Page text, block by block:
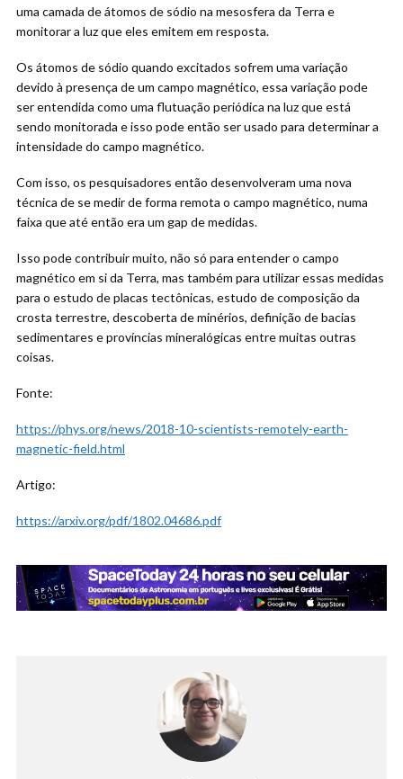
uma camada de átomos de sódio na mesosfera da Terra e
monitorar a luz que eles emitem em resposta.
Os átomos de sódio quando excitados sofrem uma variação
devido à presença de um campo magnético, essa variação pode
ser entendida como uma flutuação periódica na luz que está
sendo monitorada e isso pode então ser usado para determinar a
intensidade do campo magnético.
Com isso, os pesquisadores então desenvolveram uma nova
técnica de se medir de forma remota o campo magnético, numa
faixa que até então era um gap de medidas.
Isso pode contribuir muito, não só para entender o campo
magnético em si da Terra, mas também para utilizar essas medidas
para o estudo de placas tectônicas, estudo de composição da
crosta terrestre, descoberta de minérios, definição de bacias
sedimentares e províncias mineralógicas entre muitas outras
coisas.
Fonte:
https://phys.org/news/2018-10-scientists-remotely-earth-
magnetic-field.html
Artigo:
https://arxiv.org/pdf/1802.04686.pdf